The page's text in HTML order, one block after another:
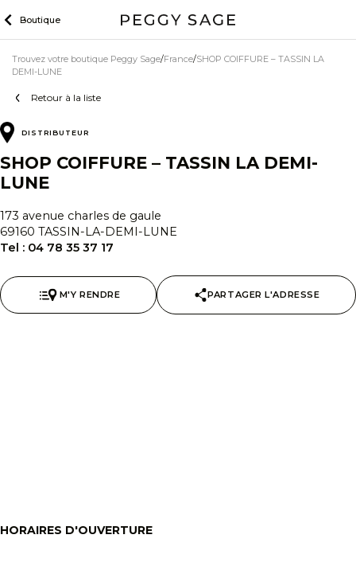
to
Boutique
Retour à la liste
Trouvez votre boutique Peggy Sage France SHOP COIFFURE – TASSIN LA
DEMI-LUNE
DISTRIBUTEUR
SHOP COIFFURE – TASSIN LA DEMI-
LUNE
173 avenue charles de gaule
69160 TASSIN-LA-DEMI-LUNE
Tel : 04 78 35 37 17
M'Y RENDRE PARTAGER L'ADRESSE
HORAIRES D'OUVERTURE